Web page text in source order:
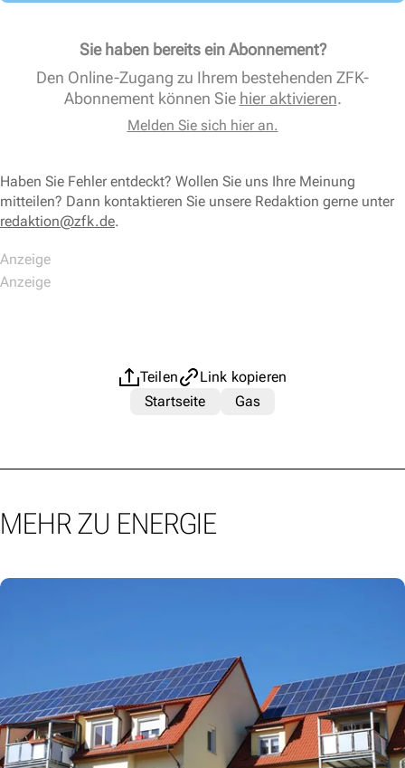
Sie haben bereits ein Abonnement?
Den Online-Zugang zu Ihrem bestehenden ZFK-
Abonnement können Sie hier aktivieren.
Melden Sie sich hier an.
Haben Sie Fehler entdeckt? Wollen Sie uns Ihre Meinung
mitteilen? Dann kontaktieren Sie unsere Redaktion gerne unter
redaktion@zfk.de.
Teilen
Link kopieren
Startseite
Gas
MEHR ZU ENERGIE